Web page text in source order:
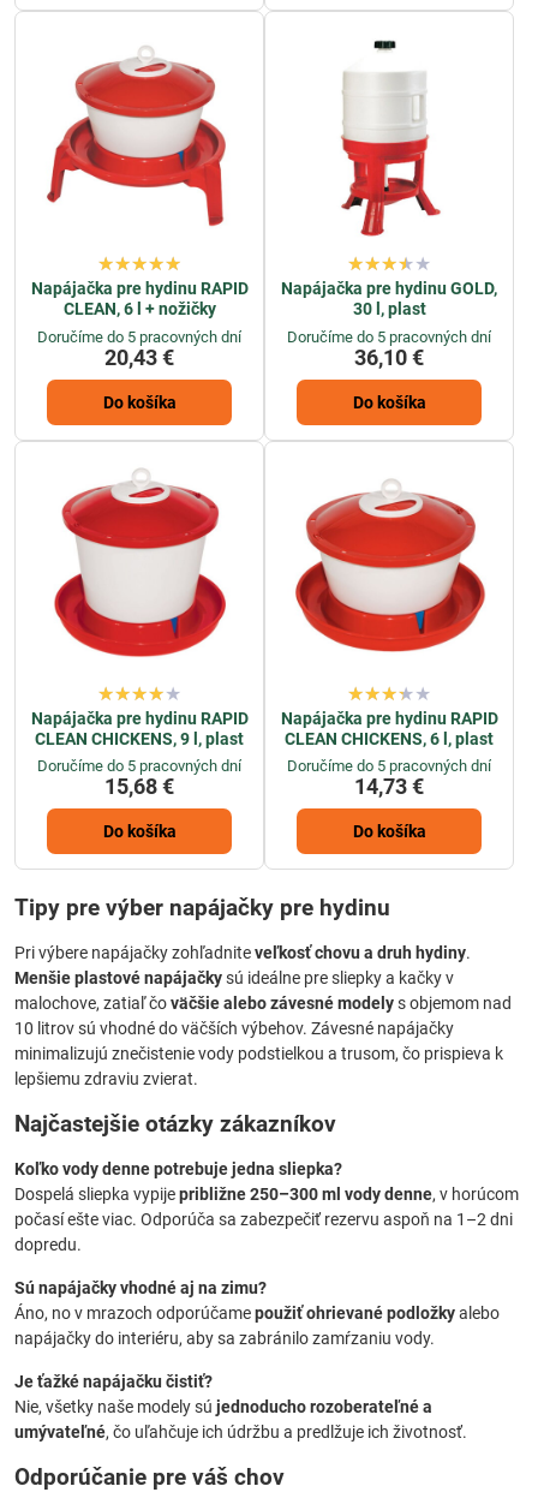
Napájačka pre hydinu RAPID
CLEAN, 6 l + nožičky
Doručíme do 5 pracovných dní
20,43 €
Do košíka
Napájačka pre hydinu GOLD,
30 l, plast
Doručíme do 5 pracovných dní
36,10 €
Do košíka
Napájačka pre hydinu RAPID
CLEAN CHICKENS, 9 l, plast
Doručíme do 5 pracovných dní
15,68 €
Do košíka
Napájačka pre hydinu RAPID
CLEAN CHICKENS, 6 l, plast
Doručíme do 5 pracovných dní
14,73 €
Do košíka
Tipy pre výber napájačky pre hydinu
Pri výbere napájačky zohľadniteveľkosť chovu a druh hydiny.
Menšie plastové napájačkysú ideálne pre sliepky a kačky v
malochove, zatiaľ čoväčšie alebo závesné modelys objemom nad
10 litrov sú vhodné do väčších výbehov. Závesné napájačky
minimalizujú znečistenie vody podstielkou a trusom, čo prispieva k
lepšiemu zdraviu zvierat.
Najčastejšie otázky zákazníkov
Koľko vody denne potrebuje jedna sliepka?
Dospelá sliepka vypijepribližne 250–300 ml vody denne, v horúcom
počasí ešte viac. Odporúča sa zabezpečiť rezervu aspoň na 1–2 dni
dopredu.
Sú napájačky vhodné aj na zimu?
Áno, no v mrazoch odporúčamepoužiť ohrievané podložkyalebo
napájačky do interiéru, aby sa zabránilo zamŕzaniu vody.
Je ťažké napájačku čistiť?
Nie, všetky naše modely sú jednoducho rozoberateľné a
umývateľné, čo uľahčuje ich údržbu a predlžuje ich životnosť.
Odporúčanie pre váš chov